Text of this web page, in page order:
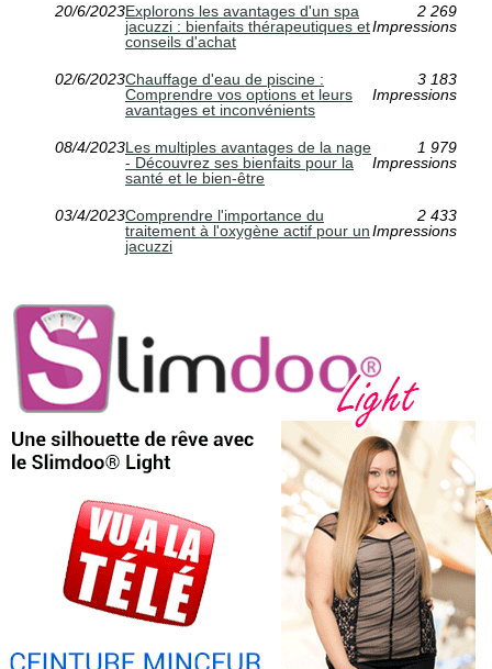
20/6/2023Explorons les avantages d'un spa
jacuzzi : bienfaits thérapeutiques et
conseils d'achat
2 269
Impressions
02/6/2023Chauffage d'eau de piscine :
Comprendre vos options et leurs
avantages et inconvénients
3 183
Impressions
08/4/2023Les multiples avantages de la nage
- Découvrez ses bienfaits pour la
santé et le bien-être
1 979
Impressions
03/4/2023Comprendre l'importance du
traitement à l'oxygène actif pour un
jacuzzi
2 433
Impressions